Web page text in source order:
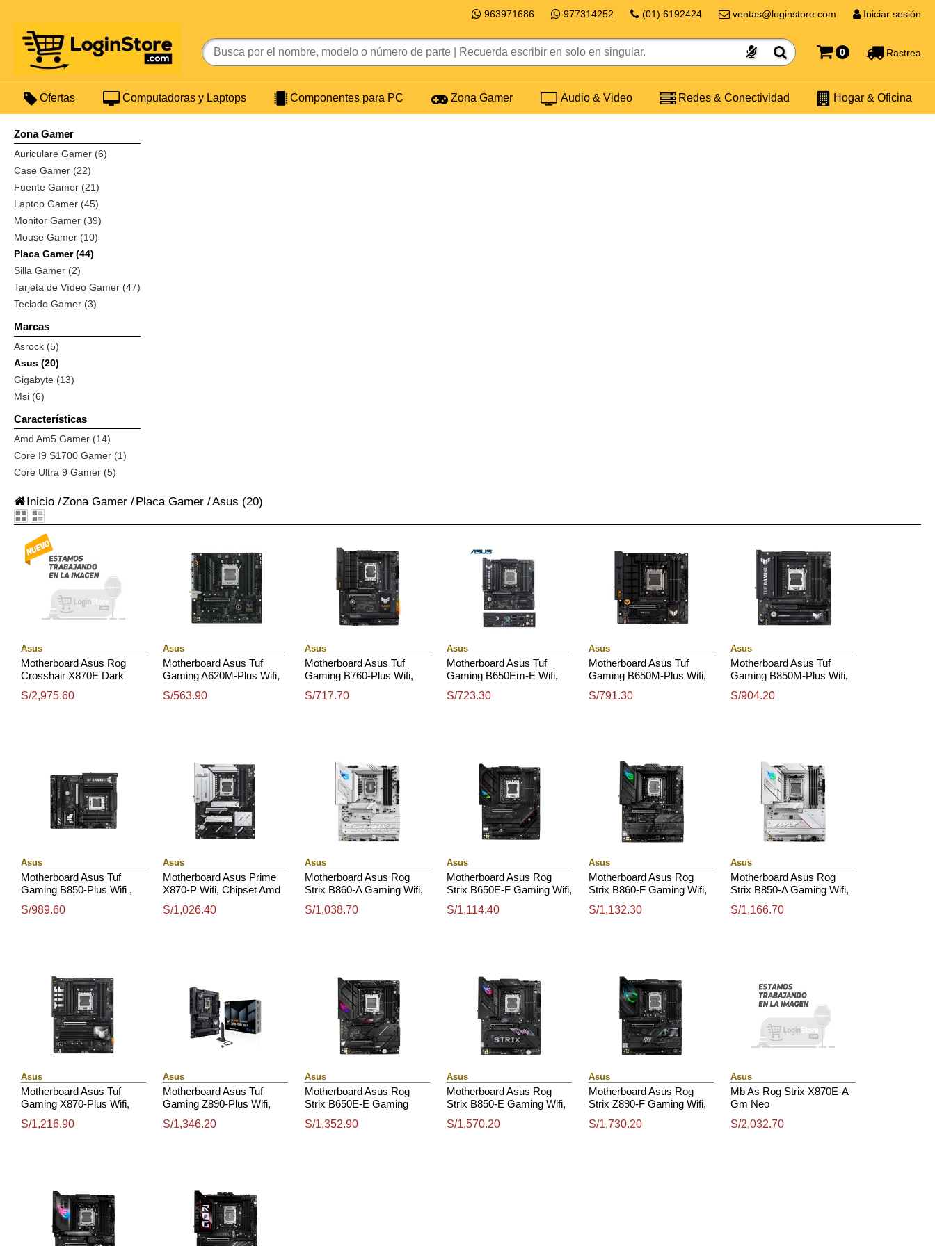
963971686 977314252 (01) 6192424 ventas@loginstore.com Iniciar sesión
0 Rastrea
Ofertas Computadoras y Laptops Componentes para PC Zona Gamer Audio & Video Redes & Conectividad Hogar & Oficina
Zona Gamer
Auriculare Gamer (6)
Case Gamer (22)
Fuente Gamer (21)
Laptop Gamer (45)
Monitor Gamer (39)
Mouse Gamer (10)
Placa Gamer (44)
Silla Gamer (2)
Tarjeta de Vídeo Gamer (47)
Teclado Gamer (3)
Marcas
Asrock (5)
Asus (20)
Gigabyte (13)
Msi (6)
Características
Amd Am5 Gamer (14)
Core I9 S1700 Gamer (1)
Core Ultra 9 Gamer (5)
Inicio /Zona Gamer /Placa Gamer /Asus (20)
Asus
Motherboard Asus Rog
Crosshair X870E Dark
Socket Amd Am5, Atx
S/2,975.60
Asus
Motherboard Asus Tuf
Gaming A620M-Plus Wifi,
Socket Am5, Matx
S/563.90
Asus
Motherboard Asus Tuf
Gaming B760-Plus Wifi,
Lga1700, Atx
S/717.70
Asus
Motherboard Asus Tuf
Gaming B650Em-E Wifi,
Socket Am5, Matx
S/723.30
Asus
Motherboard Asus Tuf
Gaming B650M-Plus Wifi,
Socket Am5, Matx
S/791.30
Asus
Motherboard Asus Tuf
Gaming B850M-Plus Wifi,
Amd Am5, Matx
S/904.20
Asus
Motherboard Asus Tuf
Gaming B850-Plus Wifi ,
Amd Am5, Atx
S/989.60
Asus
Motherboard Asus Prime
X870-P Wifi, Chipset Amd
Atx
S/1,026.40
Asus
Motherboard Asus Rog
Strix B860-A Gaming Wifi,
1851, Hdmi, Dp, Atx
S/1,038.70
Asus
Motherboard Asus Rog
Strix B650E-F Gaming Wifi,
Amd Am5, Atx
S/1,114.40
Asus
Motherboard Asus Rog
Strix B860-F Gaming Wifi,
1851, Hdmi, Dp, Atx
S/1,132.30
Asus
Motherboard Asus Rog
Strix B850-A Gaming Wifi,
Amd Am5, Atx
S/1,166.70
Asus
Motherboard Asus Tuf
Gaming X870-Plus Wifi,
Amd Am5, Atx
S/1,216.90
Asus
Motherboard Asus Tuf
Gaming Z890-Plus Wifi,
1851, Hdmi, Dp, Atx
S/1,346.20
Asus
Motherboard Asus Rog
Strix B650E-E Gaming
Socket Amd Am5, Atx
S/1,352.90
Asus
Motherboard Asus Rog
Strix B850-E Gaming Wifi,
Amd Am5, Atx
S/1,570.20
Asus
Motherboard Asus Rog
Strix Z890-F Gaming Wifi,
1851, Hdmi, Dp, Atx
S/1,730.20
Asus
Mb As Rog Strix X870E-A
Gm Neo
S/2,032.70